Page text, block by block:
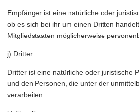
Empfänger ist eine natürliche oder
ob es sich bei ihr um einen Dritten
Mitgliedstaaten möglicherweise
j) Dritter
Dritter ist eine natürliche oder juristische
und den Personen, die unter der
verarbeiten.